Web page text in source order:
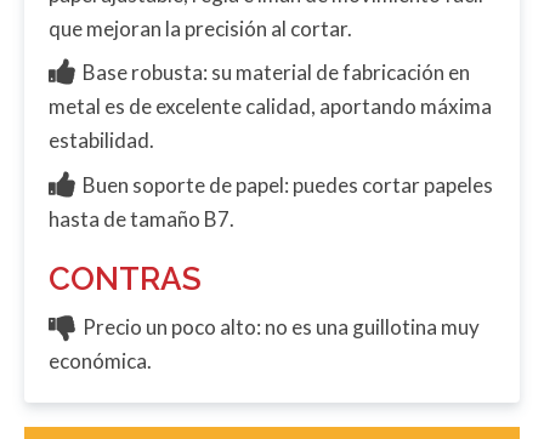
que mejoran la precisión al cortar.
Base robusta: su material de fabricación en
metal es de excelente calidad, aportando máxima
estabilidad.
Buen soporte de papel: puedes cortar papeles
hasta de tamaño B7.
CONTRAS
Precio un poco alto: no es una guillotina muy
económica.